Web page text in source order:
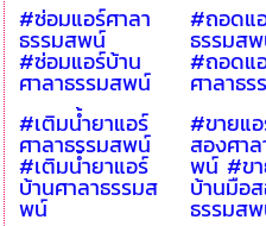
#ซ่อมแอร์ศาลา
ธรรมสพน์
#ซ่อมแอร์บ้าน
ศาลาธรรมสพน์
#ถอดแ
ธรรมส
#ถอดแ
ศาลาธ
#เติมน้ำยาแอร์
ศาลาธรรมสพน์
#เติมน้ำยาแอร์
บ้านศาลาธรรมส
พน์
#ขายแ
สองศา
พน์ #ข
บ้านมือ
ธรรมส